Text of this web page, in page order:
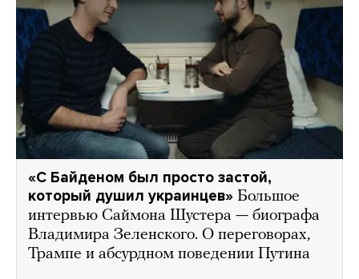
«С Байденом был просто застой,
который душил украинцев» Большое
интервью Саймона Шустера — биографа
Владимира Зеленского. О переговорах,
Трампе и абсурдном поведении Путина